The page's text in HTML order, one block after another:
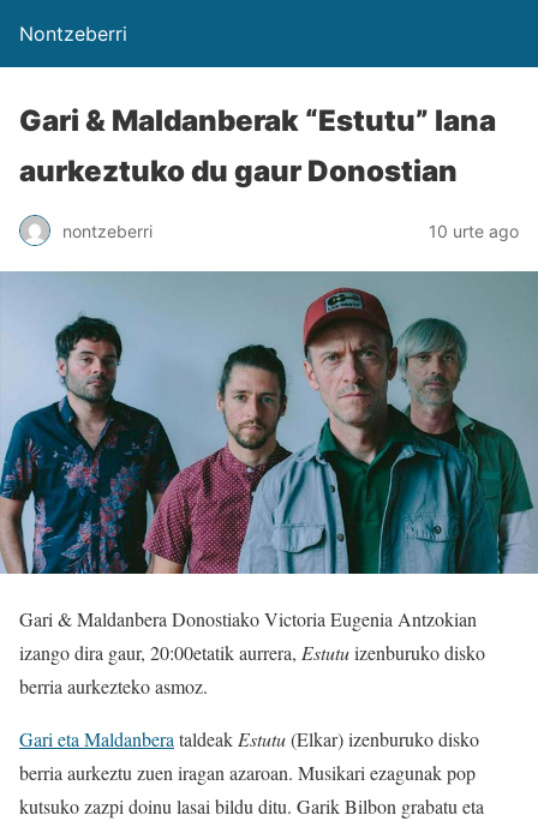
Nontzeberri
Gari & Maldanberak “Estutu” lana
aurkeztuko du gaur Donostian
nontzeberri 10 urte ago
Gari & Maldanbera Donostiako Victoria Eugenia Antzokian
izango dira gaur, 20:00etatik aurrera, Estutuizenburuko disko
berria aurkezteko asmoz.
Gari eta MaldanberataldeakEstutu(Elkar) izenburuko disko
berria aurkeztu zuen iragan azaroan. Musikari ezagunak pop
kutsuko zazpi doinu lasai bildu ditu. Garik Bilbon grabatu eta